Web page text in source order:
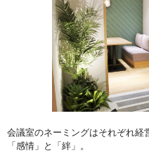
会議室のネーミングはそれぞれ経
「感情」と「絆」。